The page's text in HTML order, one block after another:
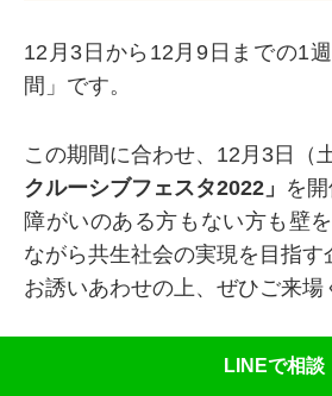
12月3日から12月9日までの1
間」です。
この期間に合わせ、12月3日（
クルーシブフェスタ2022」 を開
障がいのある方もない方も壁
ながら共生社会の実現を目指す
お誘いあわせの上、ぜひご来場
LINEで相談